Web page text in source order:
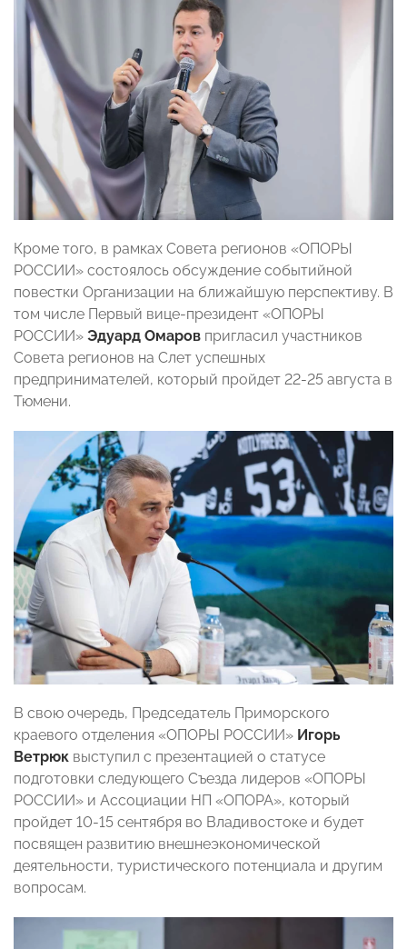
Кроме того, в рамках Совета регионов «ОПОРЫ
РОССИИ» состоялось обсуждение событийной
повестки Организации на ближайшую перспективу. В
том числе Первый вице-президент «ОПОРЫ
РОССИИ» Эдуард Омаров пригласил участников
Совета регионов на Слет успешных
предпринимателей, который пройдет 22-25 августа в
Тюмени.
В свою очередь, Председатель Приморского
краевого отделения «ОПОРЫ РОССИИ» Игорь
Ветрюк выступил с презентацией о статусе
подготовки следующего Съезда лидеров «ОПОРЫ
РОССИИ» и Ассоциации НП «ОПОРА», который
пройдет 10-15 сентября во Владивостоке и будет
посвящен развитию внешнеэкономической
деятельности, туристического потенциала и другим
вопросам.